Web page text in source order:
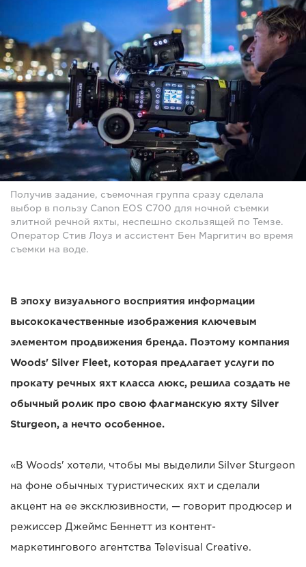
Получив задание, съемочная группа сразу сделала
выбор в пользу Canon EOS C700 для ночной съемки
элитной речной яхты, неспешно скользящей по Темзе.
Оператор Стив Лоуз и ассистент Бен Маргитич во время
съемки на воде.
В эпоху визуального восприятия информации
высококачественные изображения ключевым
элементом продвижения бренда. Поэтому компания
Woods' Silver Fleet, которая предлагает услуги по
прокату речных яхт класса люкс, решила создать не
обычный ролик про свою флагманскую яхту Silver
Sturgeon, а нечто особенное.
«В Woods' хотели, чтобы мы выделили Silver Sturgeon
на фоне обычных туристических яхт и сделали
акцент на ее эксклюзивности, — говорит продюсер и
режиссер Джеймс Беннетт из контент-
маркетингового агентства Televisual Creative.